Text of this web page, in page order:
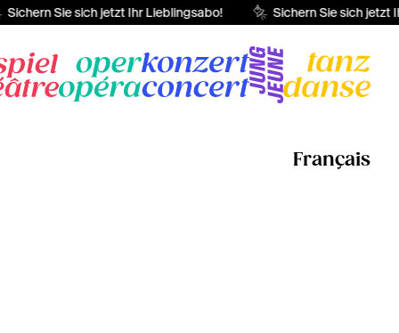
Sie sich jetzt Ihr Lieblingsabo! Sichern Sie sich jetzt
Français